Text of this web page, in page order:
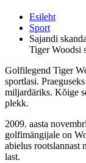
Esileht
Sport
Sajandi
Tiger Woodsi
Golfilegend Tiger
sportlasi.
miljardäriks. Kõige
plekk.
2009. aasta
golfimängijale on
abielus rootslannast
last.